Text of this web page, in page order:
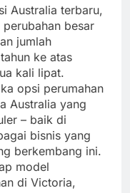
Australia terbaru,
besar
jumlah
ke atas
kali lipat.
opsi perumahan
Australia yang
– baik di
bisnis yang
berkembang ini.
model
di Victoria,